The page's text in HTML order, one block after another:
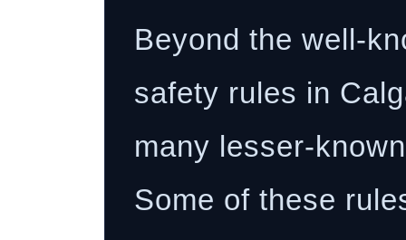
Beyond the well-
safety rules in
many lesser-
Some of these